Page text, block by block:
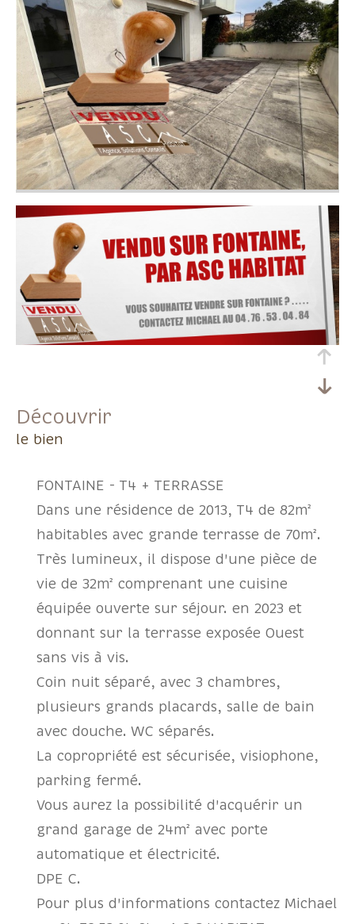
découvrir
le bien
FONTAINE - T4 + TERRASSE
Dans une résidence de 2013, T4 de 82m²
habitables avec grande terrasse de 70m².
Très lumineux, il dispose d'une pièce de
vie de 32m² comprenant une cuisine
équipée ouverte sur séjour. en 2023 et
donnant sur la terrasse exposée Ouest
sans vis à vis.
Coin nuit séparé, avec 3 chambres,
plusieurs grands placards, salle de bain
avec douche. WC séparés.
La copropriété est sécurisée, visiophone,
parking fermé.
Vous aurez la possibilité d'acquérir un
grand garage de 24m² avec porte
automatique et électricité.
DPE C.
Pour plus d'informations contactez Michael